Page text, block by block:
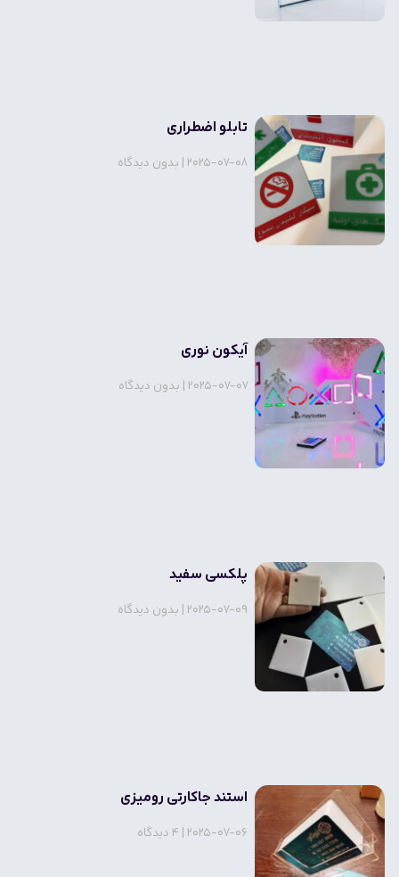
تابلو اضطراری
2025-07-08 بدون دیدگاه
آیکون نوری
2025-07-07 بدون دیدگاه
پلکسی سفید
2025-07-09 بدون دیدگاه
استند جاکارتی رومیزی
2025-07-06